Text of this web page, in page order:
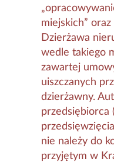
miejskich”
Dzierżawa
wedle takiego
zawartej
uiszczanych
dzierżawny.
przedsiębiorca
nie należy do
przyjętym w